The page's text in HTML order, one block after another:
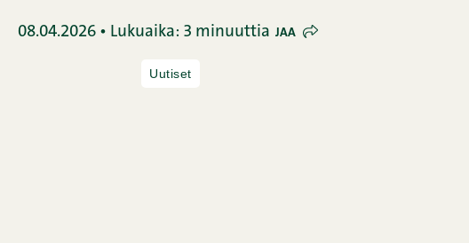
08.04.2026 • Lukuaika: 3 minuuttia JAA
Uutiset